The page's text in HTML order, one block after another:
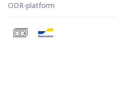
ODR-platform